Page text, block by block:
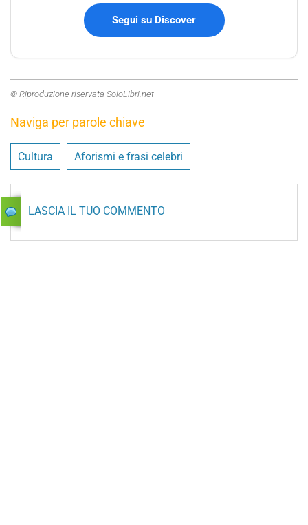
Segui su Discover
© Riproduzione riservata SoloLibri.net
Naviga per parole chiave
Cultura Aforismi e frasi celebri
LASCIA IL TUO COMMENTO